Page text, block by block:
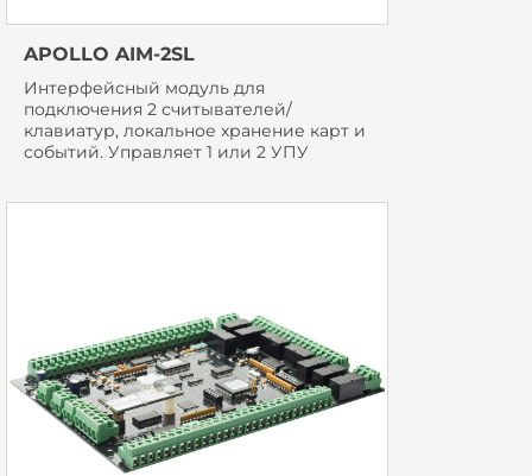
APOLLO AIM-2SL
Интерфейсный модуль для
подключения 2 считывателей/
клавиатур, локальное хранение карт и
событий. Управляет 1 или 2 УПУ